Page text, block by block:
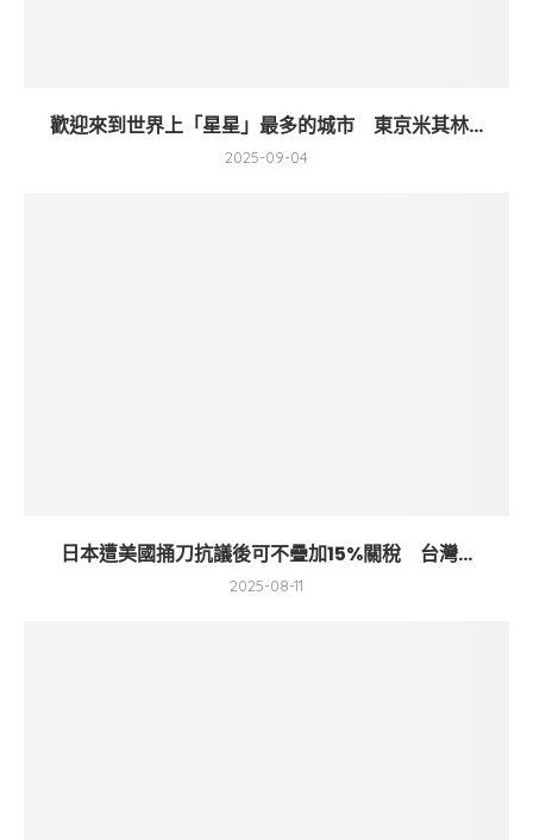
歡迎來到世界上「星星」最多的城市 東京米其林...
2025-09-04
日本遭美國捅刀抗議後可不疊加15%關稅 台灣...
2025-08-11